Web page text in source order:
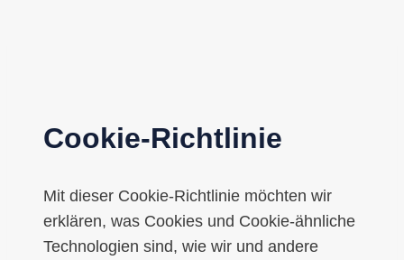
Cookie-Richtlinie
Mit dieser Cookie-Richtlinie möchten wir
erklären, was Cookies und Cookie-ähnliche
Technologien sind, wie wir und andere